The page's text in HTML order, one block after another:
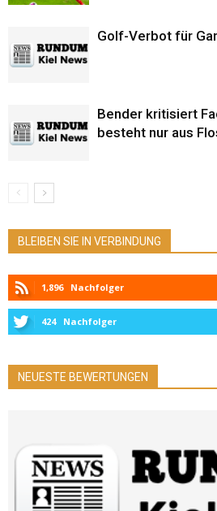
Golf-Verbot für
Bender kritisiert
besteht nur aus
BLEIBEN SIE IN VERBINDUNG
1,896 Nachfolger
424 Nachfolger
NEUESTE BEWERTUNGEN